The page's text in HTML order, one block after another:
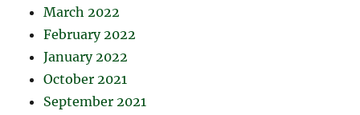
March 2022
February 2022
January 2022
October 2021
September 2021